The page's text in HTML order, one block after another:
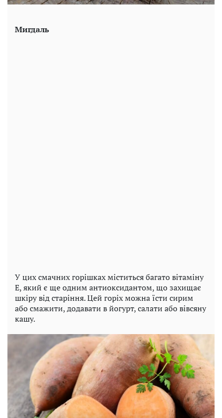
Мигдаль
У цих смачних горішках міститься багато вітаміну
Е, який є ще одним антиоксидантом, що захищає
шкіру від старіння. Цей горіх можна їсти сирим
або смажити, додавати в йогурт, салати або вівсяну
кашу.